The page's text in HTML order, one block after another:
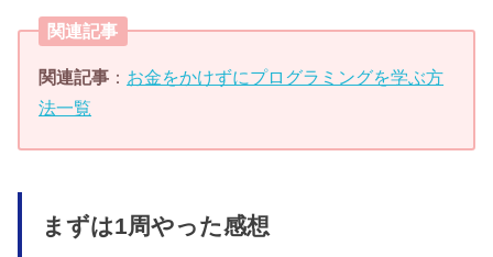
関連記事
関連記事 ： お金をかけずにプログラミングを学ぶ方
法一覧
まずは1周やった感想